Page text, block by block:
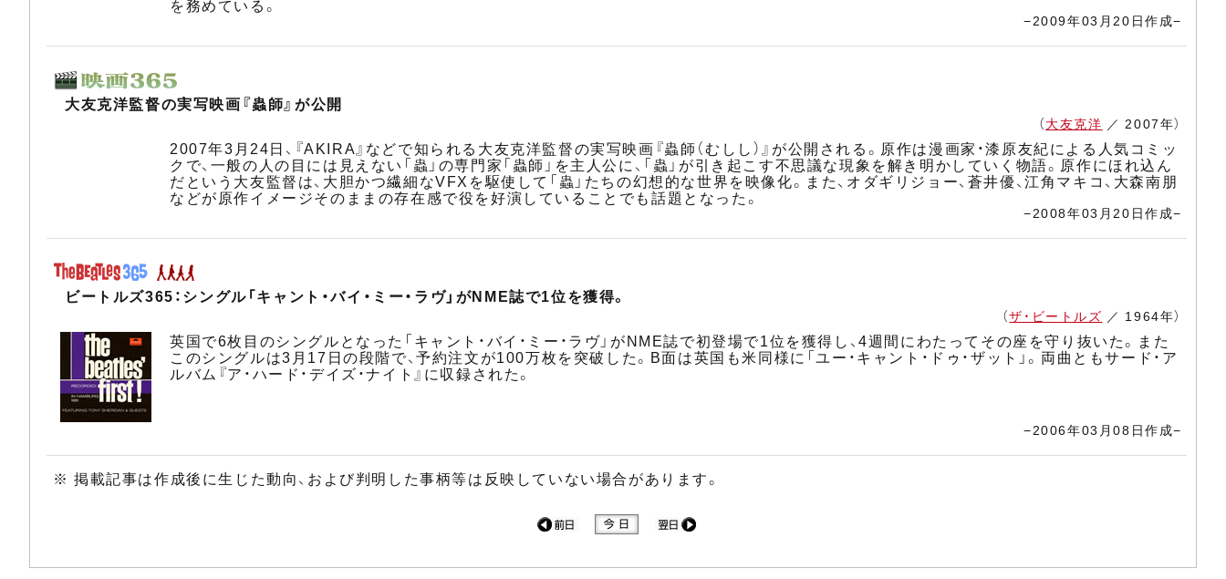
を務めている。
−2009年03月20日作成−
大友克洋監督の実写映画『蟲師』が公開
（大友克洋 ／ 2007年）
2007年3月24日、『AKIRA』などで知られる大友克洋監督の実写映画『蟲師（むしし）』が公開される。原作は漫画家・漆原友紀による人気コミッ
クで、一般の人の目には見えない「蟲」の専門家「蟲師」を主人公に、「蟲」が引き起こす不思議な現象を解き明かしていく物語。原作にほれ込ん
だという大友監督は、大胆かつ繊細なVFXを駆使して「蟲」たちの幻想的な世界を映像化。また、オダギリジョー、蒼井優、江角マキコ、大森南朋
などが原作イメージそのままの存在感で役を好演していることでも話題となった。
−2008年03月20日作成−
ビートルズ365：シングル「キャント・バイ・ミー・ラヴ」がNME誌で1位を獲得。
（ザ・ビートルズ ／ 1964年）
英国で6枚目のシングルとなった「キャント・バイ・ミー・ラヴ」がNME誌で初登場で1位を獲得し、4週間にわたってその座を守り抜いた。また
このシングルは3月17日の段階で、予約注文が100万枚を突破した。B面は英国も米同様に「ユー・キャント・ドゥ・ザット」。両曲ともサード・ア
ルバム『ア・ハード・デイズ・ナイト』に収録された。
−2006年03月08日作成−
※ 掲載記事は作成後に生じた動向、および判明した事柄等は反映していない場合があります。